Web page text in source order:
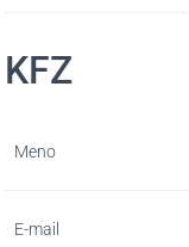
KFZ
Meno
E-mail